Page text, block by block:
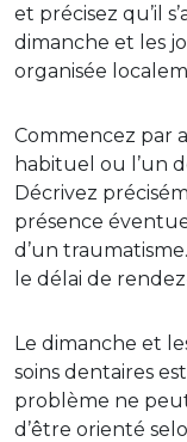
et précisez qu’il
dimanche et les
organisée
Commencez par
habituel ou l’un
Décrivez
présence
d’un
le délai de
Le dimanche et
soins dentaires
problème ne
d’être orienté